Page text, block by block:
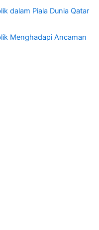
dalam Piala Dunia Qatar
Menghadapi Ancaman